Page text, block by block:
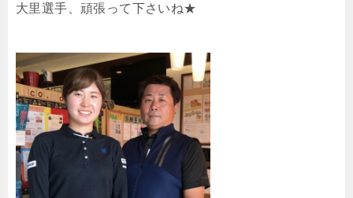
大里選手、頑張って下さいね★